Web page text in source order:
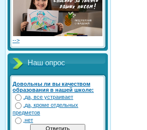
-->
Наш опрос
Довольны ли вы качеством
образования в нашей школе:
да, все устраивает
да, кроме отдельных
предметов
нет